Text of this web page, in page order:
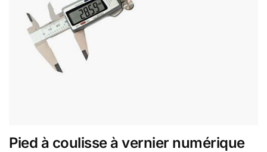
Pied à coulisse à vernier numérique